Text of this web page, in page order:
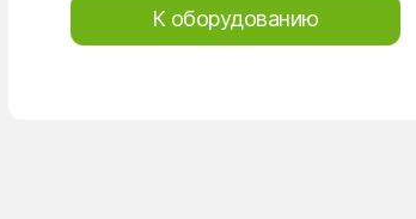
К оборудованию